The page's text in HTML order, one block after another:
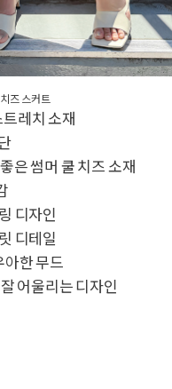
즈 스커트
레치 소재
은 썸머 쿨 치즈 소재
디자인
디테일
아한 무드
어울리는 디자인